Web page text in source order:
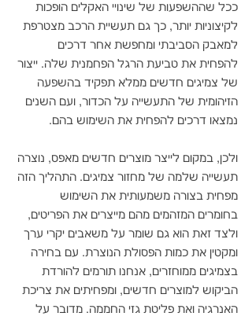
ככל שההשפעות של שינויי האקלים הופכות
לקיצוניות יותר, כך גם תעשיית הרכב מצטרפת
למאבק הסביבתי ומחפשת אחר דרכים
להפחית את טביעת הרגל הפחמנית שלה. ייצור
של צמיגים חדשים ממלא תפקיד בהשפעה
הזיהומית של התעשייה על הכדור, ועם השנים
נמצאו דרכים להפחית את השימוש בהם.
ולכן, במקום לייצר מוצרים חדשים מאפס, נוצרה
תעשייה שלמה של מחזור צמיגים. התהליך הזה
מפחית בצורה משמעותית את השימוש
בחומרים המזהמים מהם מייצרים את הפריטים,
ולצד זאת הוא גם שומר על משאבים יקרי ערך
ומקטין את כמות הפסולת הנוצרת. עם בחירה
בצמיגים ממוחזרים, אנחנו תורמים להורדת
הביקוש למוצרים חדשים, ומפחיתים את צריכת
האנרגיה ואת פליטת גזי החממה. מדובר על